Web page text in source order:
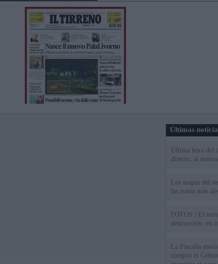
Últimas
Última hora del
directo: al
Los mapas del
las zonas más
FOTOS | El
destrucción, en
La Fiscalía
compró el